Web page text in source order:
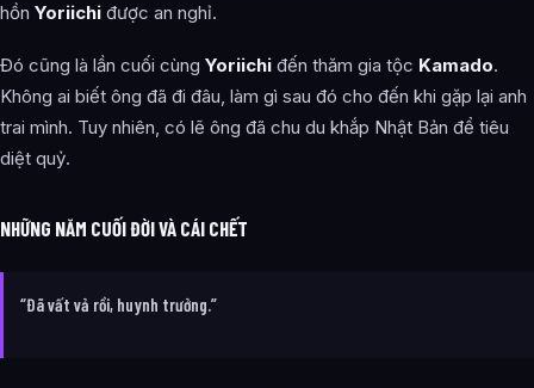
hồn Yoriichi được an nghỉ.
Đó cũng là lần cuối cùng Yoriichi đến thăm gia tộc Kamado.
Không ai biết ông đã đi đâu, làm gì sau đó cho đến khi gặp lại anh
trai mình. Tuy nhiên, có lẽ ông đã chu du khắp Nhật Bản để tiêu
diệt quỷ.
NHỮNG NĂM CUỐI ĐỜI VÀ CÁI CHẾT
“Đã vất vả rồi, huynh trưởng.”